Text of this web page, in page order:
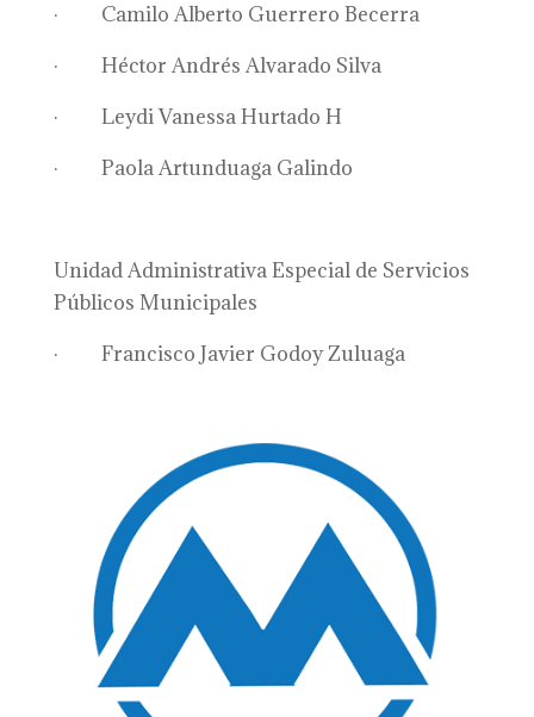
· Camilo Alberto Guerrero Becerra
· Héctor Andrés Alvarado Silva
· Leydi Vanessa Hurtado H
· Paola Artunduaga Galindo
Unidad Administrativa Especial de Servicios
Públicos Municipales
· Francisco Javier Godoy Zuluaga